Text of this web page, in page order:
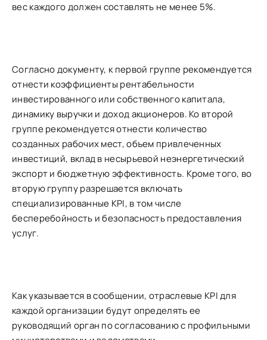
вес каждого должен составлять не менее 5%.
Согласно документу, к первой группе рекомендуется
отнести коэффициенты рентабельности
инвестированного или собственного капитала,
динамику выручки и доход акционеров. Ко второй
группе рекомендуется отнести количество
созданных рабочих мест, объем привлеченных
инвестиций, вклад в несырьевой неэнергетический
экспорт и бюджетную эффективность. Кроме того, во
вторую группу разрешается включать
специализированные KPI, в том числе
бесперебойность и безопасность предоставления
услуг.
Как указывается в сообщении, отраслевые KPI для
каждой организации будут определять ее
руководящий орган по согласованию с профильными